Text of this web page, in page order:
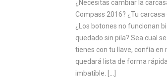
¿Necesitas cambiar la
Compass 2016? ¿Tu
¿Los botones no funcionan
quedado sin pila? Sea cual
tienes con tu llave, confía en
quedará lista de forma
imbatible. […]